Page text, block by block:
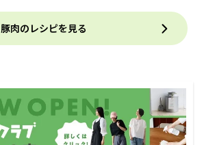
豚肉のレシピを見る